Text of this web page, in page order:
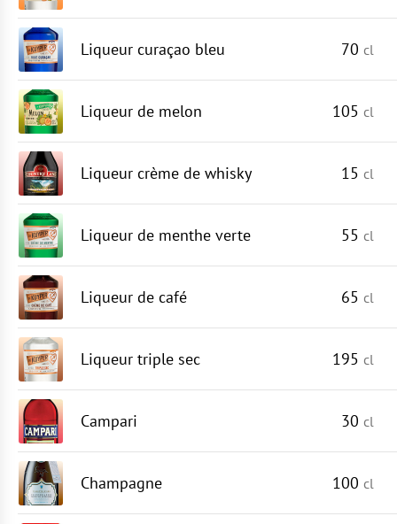
Liqueur curaçao bleu 70 cl
Liqueur de melon 105 cl
Liqueur crème de whisky 15 cl
Liqueur de menthe verte 55 cl
Liqueur de café 65 cl
Liqueur triple sec 195 cl
Campari 30 cl
Champagne 100 cl